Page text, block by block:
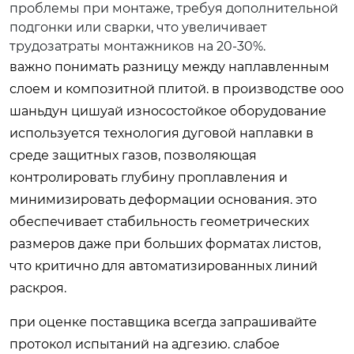
проблемы при монтаже, требуя дополнительной
подгонки или сварки, что увеличивает
трудозатраты монтажников на 20-30%.
важно понимать разницу между наплавленным
слоем и композитной плитой. в производстве ооо
шаньдун цишуай износостойкое оборудование
используется технология дуговой наплавки в
среде защитных газов, позволяющая
контролировать глубину проплавления и
минимизировать деформации основания. это
обеспечивает стабильность геометрических
размеров даже при больших форматах листов,
что критично для автоматизированных линий
раскроя.
при оценке поставщика всегда запрашивайте
протокол испытаний на адгезию. слабое